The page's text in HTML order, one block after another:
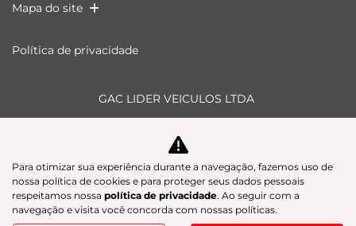
Mapa do site
Política de privacidade
GAC LIDER VEICULOS LTDA
Desacelere. Seu bem maior é a vida.
Para otimizar sua experiência durante a navegação, fazemos uso de
nossa política de cookies e para proteger seus dados pessoais
respeitamos nossa política de privacidade. Ao seguir com a
navegação e visita você concorda com nossas políticas.